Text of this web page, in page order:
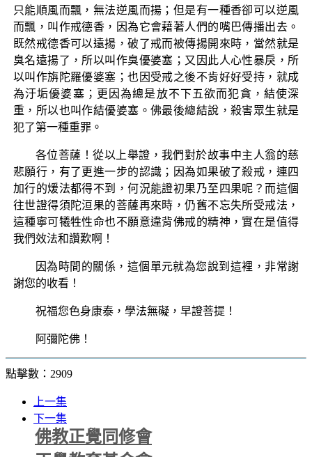
只能順風而飄，無法逆風而揚；但是有一種香卻可以逆風
而飄，叫作戒德香，因為它會藉著人們的嘴巴傳播出去。
既然戒德香可以遠揚，破了戒而被傳揚開來時，當然就是
臭名遠揚了，所以叫作臭優婆塞；又因此人心性暴戾，所
以叫作旃陀羅優婆塞；也因受戒之後不肯好好受持，就成
為汙垢優婆塞；更因為總是放不下五欲而犯貪，結使深
重，所以也叫作結優婆塞。佛最後總結說，殺害眾生就是
犯了第一種重罪。
各位菩薩！從以上舉證，我們對於故事中主人翁的慈
悲願行，有了更進一步的認識；因為如果破了殺戒，連四
加行的煖法都得不到，何況能證初果乃至四果呢？而這個
往世證得須陀洹果的菩薩再來時，仍舊不忘失所受戒法，
這種寧可犧牲性命也不願意違背佛戒的精神，實在是值得
我們效法和讚歎啊！
因為時間的關係，這個單元就為您說到這裡，非常謝
謝您的收看！
祝福您色身康泰，學法無礙，早證菩提！
阿彌陀佛！
點擊數：2909
上一集
下一集
佛教正覺同修會